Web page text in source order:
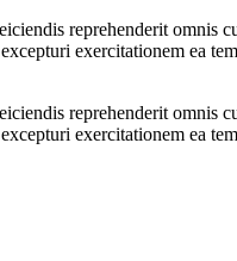
reprehenderit omnis
exercitationem ea
reprehenderit omnis
exercitationem ea